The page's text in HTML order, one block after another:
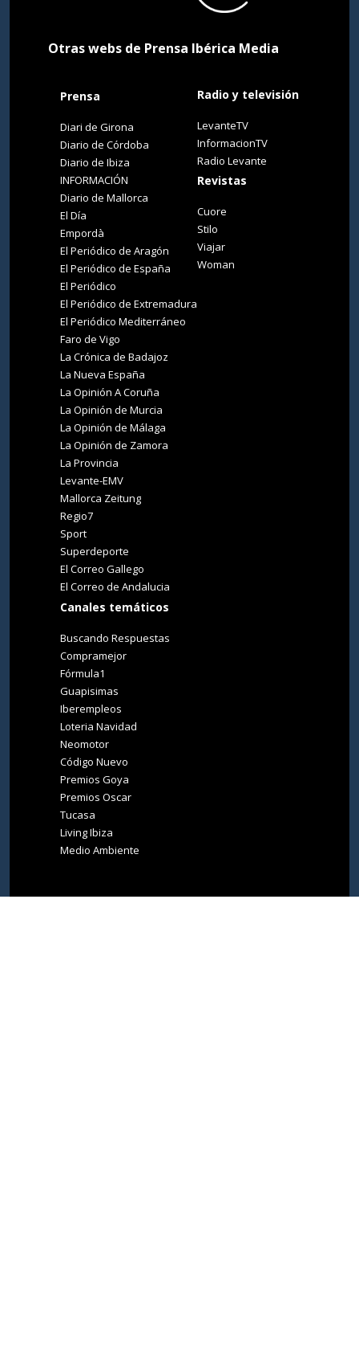
Otras webs de Prensa Ibérica Media
Prensa
Diari de Girona
Diario de Córdoba
Diario de Ibiza
INFORMACIÓN
Diario de Mallorca
El Día
Empordà
El Periódico de Aragón
El Periódico de España
El Periódico
El Periódico de Extremadura
El Periódico Mediterráneo
Faro de Vigo
La Crónica de Badajoz
La Nueva España
La Opinión A Coruña
La Opinión de Murcia
La Opinión de Málaga
La Opinión de Zamora
La Provincia
Levante-EMV
Mallorca Zeitung
Regio7
Sport
Superdeporte
El Correo Gallego
El Correo de Andalucia
Canales temáticos
Buscando Respuestas
Compramejor
Fórmula1
Guapisimas
Iberempleos
Loteria Navidad
Neomotor
Código Nuevo
Premios Goya
Premios Oscar
Tucasa
Living Ibiza
Medio Ambiente
Radio y televisión
LevanteTV
InformacionTV
Radio Levante
Revistas
Cuore
Stilo
Viajar
Woman